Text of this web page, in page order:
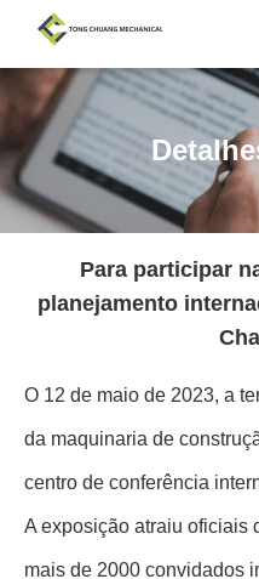
Para participar
planejamento
O 12 de maio de 2023, a
da maquinaria de
centro de conferência
A exposição atraiu oficiais
mais de 2000 convidados